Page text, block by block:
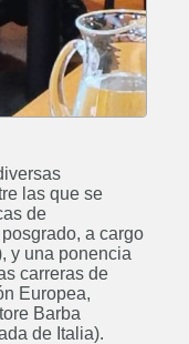
las que se
de
a cargo
y una ponencia
carreras de
Europea,
Barba
de Italia).